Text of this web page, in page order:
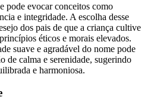
pode evocar conceitos como
e integridade. A escolha desse
dos pais de que a criança cultive
éticos e morais elevados.
suave e agradável do nome pode
de calma e serenidade, sugerindo
e harmoniosa.